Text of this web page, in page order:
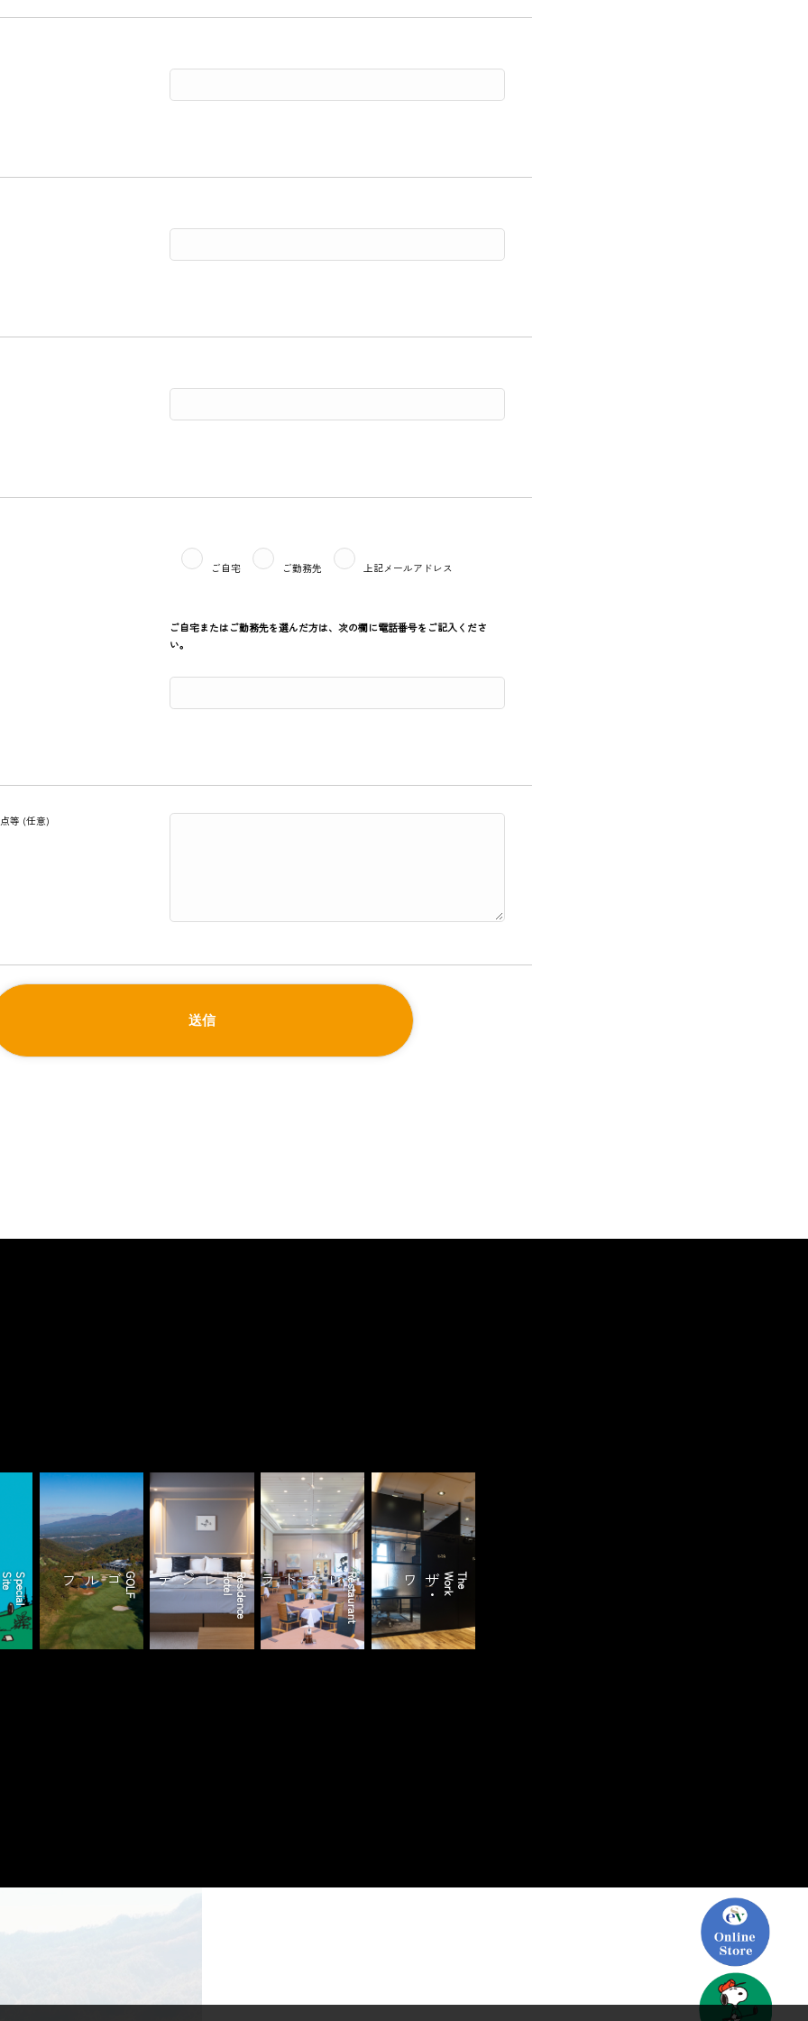
ご自宅 ご勤務先 上記メールアドレス
ご自宅またはご勤務先を選んだ方は、次の欄に電話番号をご記入くださ
い。
等 (任意)
S
p
e
c
i
a
l
S
i
t
e GOLF
ゴルフ R
e
s
i
d
e
n
c
e
H
o
t
e
l
レジデンスホテル Restaurant
レストラン T
h
e
W
o
r
k
ザ
・
ワーク